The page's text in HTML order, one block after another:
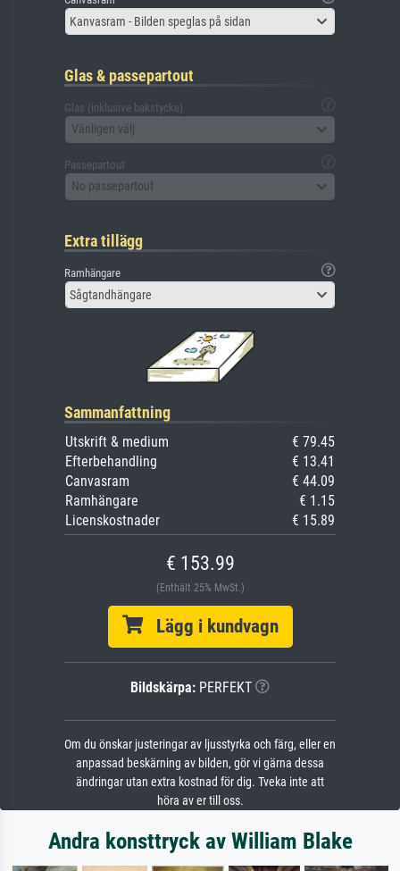
Kanvasram - Bilden speglas på sidan
Glas & passepartout
Glas (inklusive bakstycke)
Vänligen välj
Passepartout
No passepartout
Extra tillägg
Ramhängare
Sågtandhängare
Sammanfattning
Utskrift & medium
€ 79.45
Efterbehandling
€ 13.41
Canvasram
€ 44.09
Ramhängare
€ 1.15
Licenskostnader
€ 15.89
€ 153.99
(Enthält 25% MwSt.)
Lägg i kundvagn
Bildskärpa: PERFEKT
Om du önskar justeringar av ljusstyrka och färg, eller en
anpassad beskärning av bilden, gör vi gärna dessa
ändringar utan extra kostnad för dig. Tveka inte att
höra av er till oss.
Andra konsttryck av William Blake